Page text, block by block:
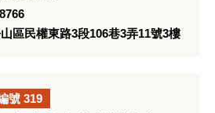
區民權東路3段106巷3弄11號3樓
號 319